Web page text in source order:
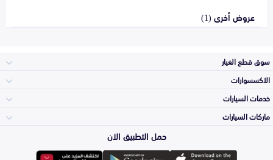
عروض أخرى (1)
سوق قطع الغيار
المكائن، القيرات
وملحقاتها
الاكسسوارات
خدمات السيارات
الأكثر مبيعاً
ماركات السيارات
Toyota
حمل التطبيق الان